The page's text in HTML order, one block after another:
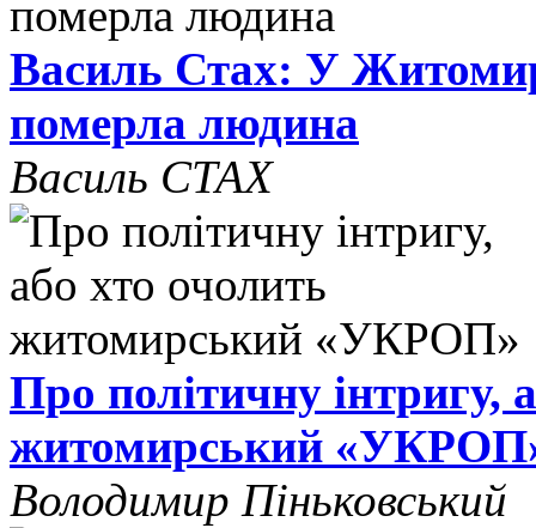
Василь Стах: У
померла людина
Василь СТАХ
Про політичну інтригу,
житомирський
Володимир Піньковський